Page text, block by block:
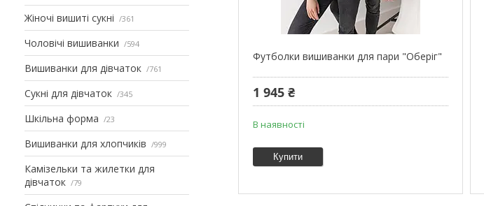
Жіночі вишиті сукні 361
Чоловічі вишиванки 594
Вишиванки для дівчаток 761
Сукні для дівчаток 345
Шкільна форма 23
Вишиванки для хлопчиків 999
Камізельки та жилетки для
дівчаток
79
Футболки вишиванки для пари "Оберіг"
1 945 ₴
В наявності
Купити